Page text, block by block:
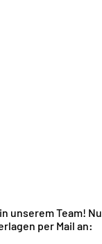
Team!
per Mail an: